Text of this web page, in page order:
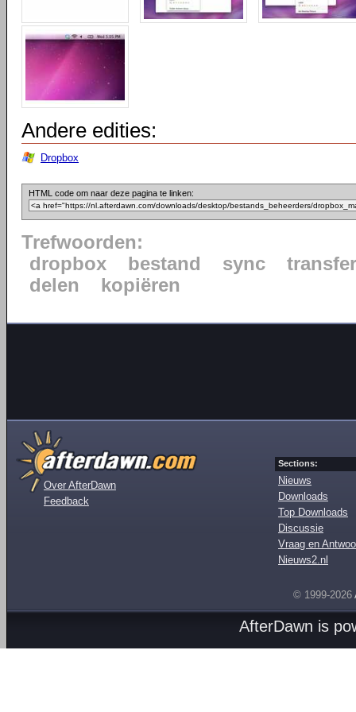
Andere edities:
Dropbox
HTML code om naar deze pagina te linken:
Trefwoorden:
dropbox
bestand sync
transfer
delen
kopiëren
Over AfterDawn
Feedback
Sections:
Nieuws
Downloads
Top Downloads
Discussie
Vraag en
Nieuws2.nl
© 1999-2026
AfterDawn is